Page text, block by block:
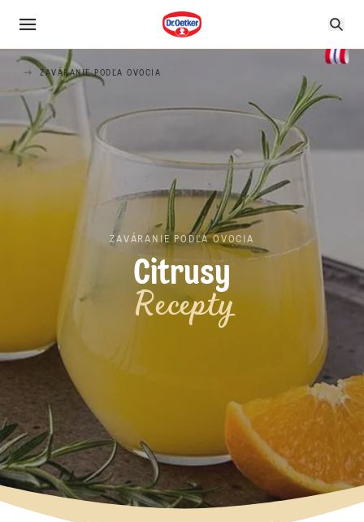
ZAVÁRANIE PODĽA OVOCIA
ZAVÁRANIE PODĽA OVOCIA
Citrusy
Recepty